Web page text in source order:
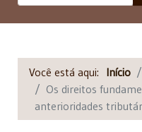
Você está aqui: Início
Os direitos
anterioridades